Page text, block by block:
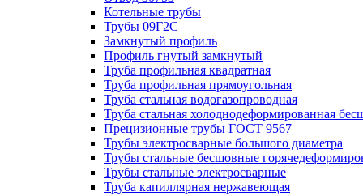
Котельные трубы
Трубы 09Г2С
Замкнутый профиль
Профиль гнутый замкнутый
Труба профильная квадратная
Труба профильная прямоугольная
Труба стальная водогазопроводная
Труба стальная холоднодеформированная
Прецизионные трубы ГОСТ 9567
Трубы электросварные большого диаметра
Трубы стальные бесшовные
Трубы стальные электросварные
Труба капиллярная нержавеющая